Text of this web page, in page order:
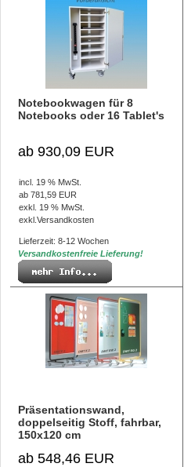
Notebookwagen für 8
Notebooks oder 16 Tablet's
ab 930,09 EUR
incl. 19 % MwSt.
ab 781,59 EUR
exkl. 19 % MwSt.
exkl. Versandkosten
Lieferzeit: 8-12 Wochen
Versandkostenfreie Lieferung!
Präsentationswand,
doppelseitig Stoff, fahrbar,
150x120 cm
ab 548,46 EUR